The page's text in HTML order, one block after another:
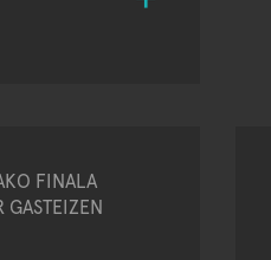
FINALA
GASTEIZEN